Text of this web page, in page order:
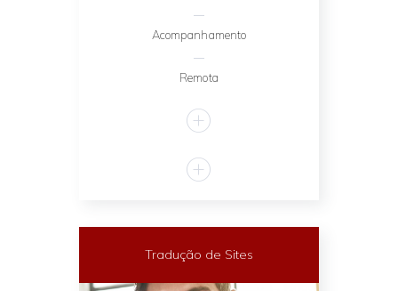
Acompanhamento
Remota
Tradução de Sites